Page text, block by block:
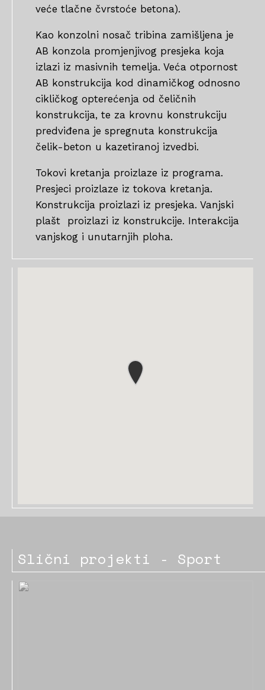
veće tlačne čvrstoće betona).
Kao konzolni nosač tribina zamišljena je
AB konzola promjenjivog presjeka koja
izlazi iz masivnih temelja. Veća otpornost
AB konstrukcija kod dinamičkog odnosno
cikličkog opterećenja od čeličnih
konstrukcija, te za krovnu konstrukciju
predviđena je spregnuta konstrukcija
čelik-beton u kazetiranoj izvedbi.
Tokovi kretanja proizlaze iz programa.
Presjeci proizlaze iz tokova kretanja.
Konstrukcija proizlazi iz presjeka. Vanjski
plašt proizlazi iz konstrukcije. Interakcija
vanjskog i unutarnjih ploha.
Slični projekti - Sport